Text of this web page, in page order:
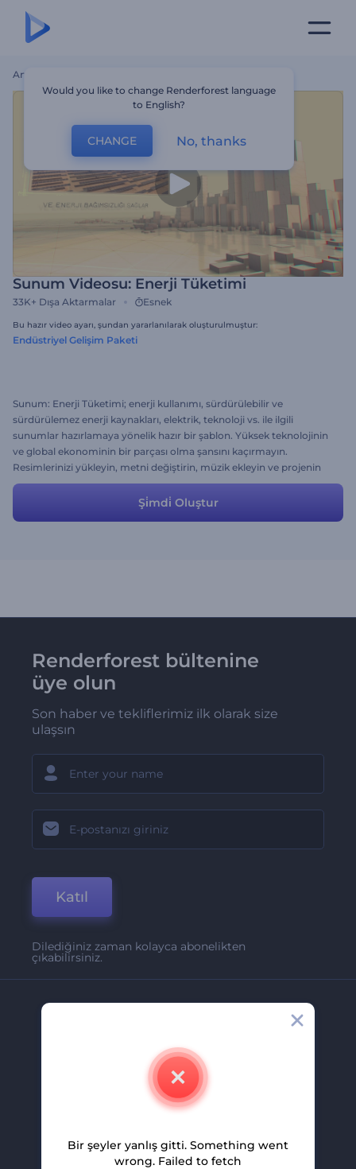
Ana Sayfa
Sunum Videosu: Enerji Tüketimi
33K+ Dışa Aktarmalar Esnek
Bu hazır video ayarı, şundan yararlanılarak oluşturulmuştur:
Endüstriyel Gelişim Paketi
Sunum: Enerji Tüketimi; enerji kullanımı, sürdürülebilir ve
sürdürülemez enerji kaynakları, elektrik, teknoloji vs. ile ilgili
sunumlar hazırlamaya yönelik hazır bir şablon. Yüksek teknolojinin
ve global ekonominin bir parçası olma şansını kaçırmayın.
Resimlerinizi yükleyin, metni değiştirin, müzik ekleyin ve projenin
keyfini çıkarın. Renderforest ile denemesi bedava!
Şi̇mdi̇ Oluştur
Renderforest bültenine
üye olun
Son haber ve tekliflerimiz ilk olarak size
ulaşsın
Katıl
Dilediğiniz zaman kolayca abonelikten
çıkabilirsiniz.
İletişim
Kariyer
Ortaklık Programı
Would you like to change Renderforest language
to English?
CHANGE No, thanks
Bir şeyler yanlış gitti. Something went
wrong. Failed to fetch